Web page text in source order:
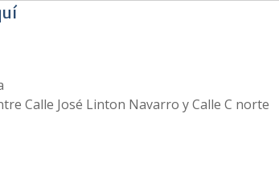
Calle José Linton Navarro y Calle C norte